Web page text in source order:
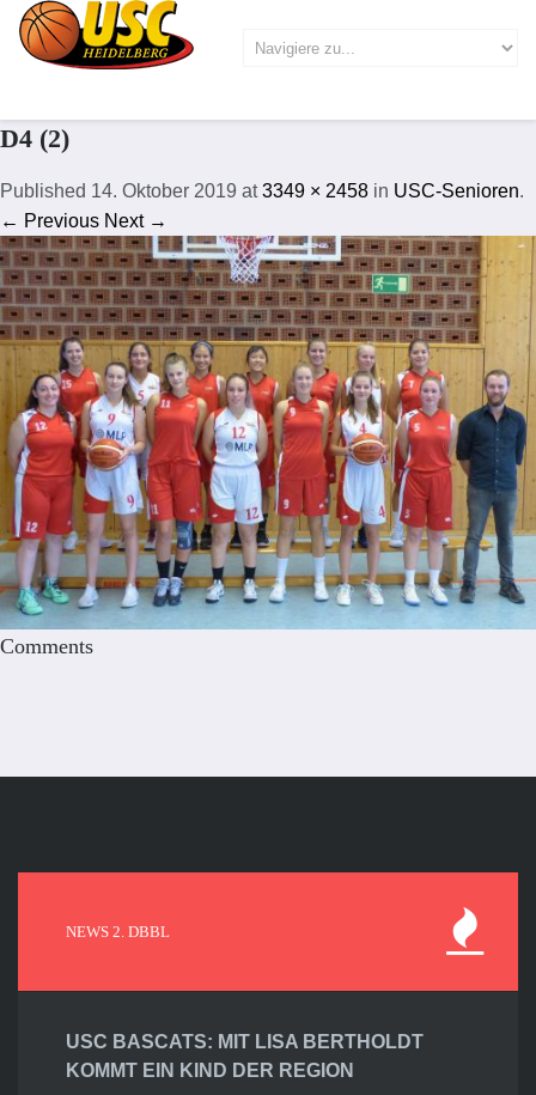
D4 (2)
Published 14. Oktober 2019 at3349 × 2458 in USC-Senioren.
← Previous Next →
Comments
NEWS 2. DBBL
USC BASCATS: MIT LISA BERTHOLDT
KOMMT EIN KIND DER REGION